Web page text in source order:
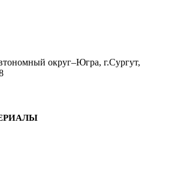
округ–Югра, г.Сургут,